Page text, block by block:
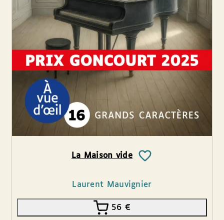
La Maison vide
Laurent Mauvignier
56 €